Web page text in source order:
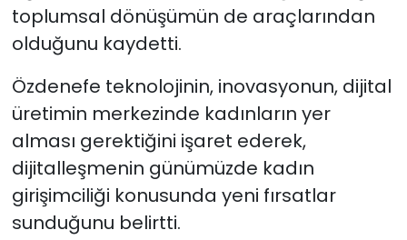
toplumsal dönüşümün de araçlarından
olduğunu kaydetti.
Özdenefe teknolojinin, inovasyonun, dijital
üretimin merkezinde kadınların yer
alması gerektiğini işaret ederek,
dijitalleşmenin günümüzde kadın
girişimciliği konusunda yeni fırsatlar
sunduğunu belirtti.